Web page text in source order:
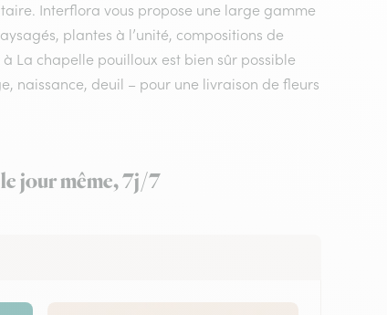
Interflora vous propose une large gamme
plantes à l’unité, compositions de
La chapelle pouilloux est bien sûr possible
naissance, deuil – pour une livraison de fleurs
jour même, 7j/7